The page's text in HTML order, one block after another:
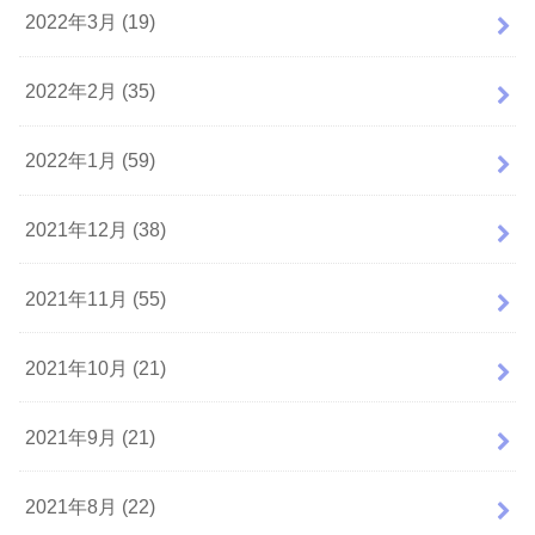
2022年3月 (19)
2022年2月 (35)
2022年1月 (59)
2021年12月 (38)
2021年11月 (55)
2021年10月 (21)
2021年9月 (21)
2021年8月 (22)